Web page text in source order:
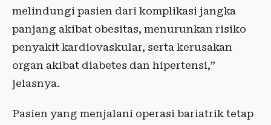
melindungi pasien dari komplikasi jangka
panjang akibat obesitas, menurunkan risiko
penyakit kardiovaskular, serta kerusakan
organ akibat diabetes dan hipertensi,”
jelasnya.
Pasien yang menjalani operasi bariatrik tetap